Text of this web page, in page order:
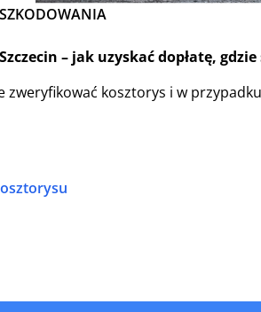
– jak uzyskać dopłatę,
zweryfikować kosztorys i w